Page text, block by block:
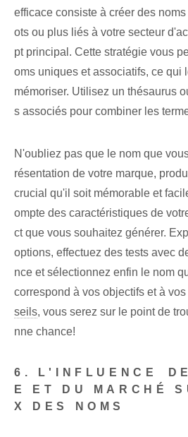
efficace consiste à créer des
ots ou plus liés à votre secteur
pt principal. Cette stratégie vous
oms uniques et associatifs, ce qui
mémoriser. Utilisez un thésaurus
s associés pour combiner les
N'oubliez pas que le nom que
résentation de votre marque,
crucial qu'il soit mémorable et
ompte des caractéristiques de
ct que vous souhaitez générer.
options, effectuez des tests avec
nce et sélectionnez enfin le nom
correspond à vos objectifs et à
seils, vous serez sur le point de
nne chance!
6.‌ L'INFLUENCE⁤
E‌ ET DU MARCHÉ
X DES NOMS